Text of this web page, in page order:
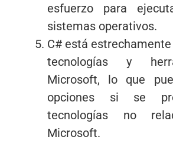
esfuerzo para
sistemas operativos.
C# está
tecnologías y
Microsoft, lo que
opciones si se
tecnologías no
Microsoft.